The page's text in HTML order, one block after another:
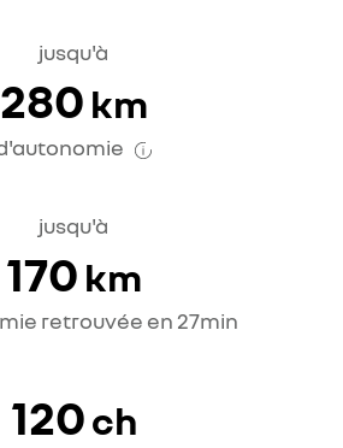
jusqu'à
280 km
jusqu'à
170 km
retrouvée en 27min
120ch